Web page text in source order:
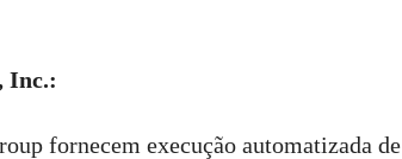
Inc.:
fornecem execução automatizada de